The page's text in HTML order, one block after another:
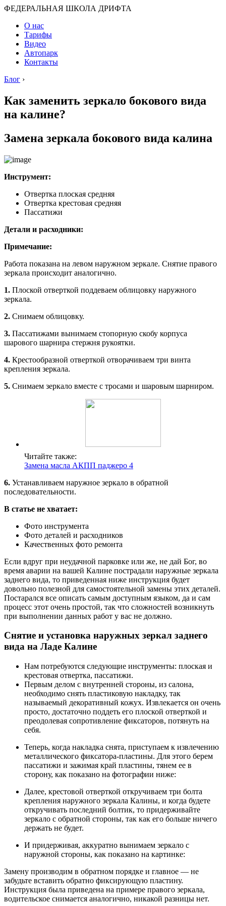
ФЕДЕРАЛЬНАЯ ШКОЛА ДРИФТА
О нас
Тарифы
Видео
Автопарк
Контакты
Блог ›
Как заменить зеркало бокового вида
на калине?
Замена зеркала бокового вида калина
Инструмент:
Отвертка плоская средняя
Отвертка крестовая средняя
Пассатижи
Детали и расходники:
Примечание:
Работа показана на левом наружном зеркале. Снятие правого
зеркала происходит аналогично.
1. Плоской отверткой поддеваем облицовку наружного
зеркала.
2. Снимаем облицовку.
3. Пассатижами вынимаем стопор­ную скобу корпуса
шарового шарнира стержня рукоятки.
4. Крестообразной отверткой отво­рачиваем три винта
крепления зеркала.
5. Снимаем зеркало вместе с троса­ми и шаровым шарниром.
Читайте также:
Замена масла АКПП паджеро 4
6. Устанавливаем наружное зеркало в обратной
последовательности.
В статье не хватает:
Фото инструмента
Фото деталей и расходников
Качественных фото ремонта
Если вдруг при неудачной парковке или же, не дай Бог, во
время аварии на вашей Калине пострадали наружные зеркала
заднего вида, то приведенная ниже инструкция будет
довольно полезной для самостоятельной замены этих деталей.
Постарался все описать самым доступным языком, да и сам
процесс этот очень простой, так что сложностей возникнуть
при выполнении данных работ у вас не должно.
Снятие и установка наружных зеркал заднего
вида на Ладе Калине
Нам потребуются следующие инструменты: плоская и
крестовая отвертка, пассатижи.
Первым делом с внутренней стороны, из салона,
необходимо снять пластиковую накладку, так
называемый декоративный кожух. Извлекается он очень
просто, достаточно поддеть его плоской отверткой и
преодолевая сопротивление фиксаторов, потянуть на
себя.
Теперь, когда накладка снята, приступаем к извлечению
металлического фиксатора-пластины. Для этого берем
пассатижи и зажимая край пластины, тянем ее в
сторону, как показано на фотографии ниже:
Далее, крестовой отверткой откручиваем три болта
крепления наружного зеркала Калины, и когда будете
откручивать последний болтик, то придерживайте
зеркало с обратной стороны, так как его больше ничего
держать не будет.
И придерживая, аккуратно вынимаем зеркало с
наружной стороны, как показано на картинке:
Замену производим в обратном порядке и главное — не
забудьте вставить обратно фиксирующую пластину.
Инструкция была приведена на примере правого зеркала,
водительское снимается аналогично, никакой разницы нет.